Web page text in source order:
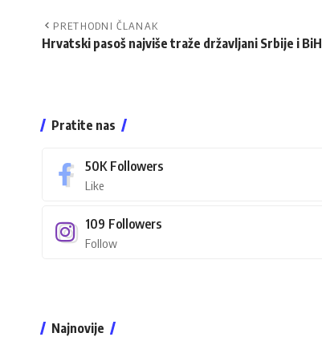
PRETHODNI ČLANAK
Hrvatski pasoš najviše traže državljani Srbije i BiH
Pratite nas
50K Followers
Like
109 Followers
Follow
Najnovije